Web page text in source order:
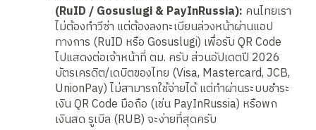
(RuID / Gosuslugi & PayInRussia): คนไทยเรา
ไม่ต้องทำวีซ่า แต่ต้องลงทะเบียนล่วงหน้าผ่านแอป
ทางการ (RuID หรือ Gosuslugi) เพื่อรับ QR Code
ไปแสดงต่อเจ้าหน้าที่ ตม. ครับ ส่วนอัปเดตปี 2026
บัตรเครดิต/เดบิตของไทย (Visa, Mastercard, JCB,
UnionPay) ไม่สามารถใช้จ่ายได้ แต่ทำผ่านระบบชำระ
เงิน QR Code มือถือ (เช่น PayInRussia) หรือพก
เงินสด รูเบิล (RUB) จะง่ายที่สุดครับ